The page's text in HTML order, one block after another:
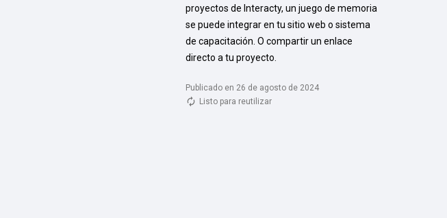
proyectos de Interacty, un juego de memoria
se puede integrar en tu sitio web o sistema
de capacitación. O compartir un enlace
directo a tu proyecto.
Publicado en 26 de agosto de 2024
Listo para reutilizar